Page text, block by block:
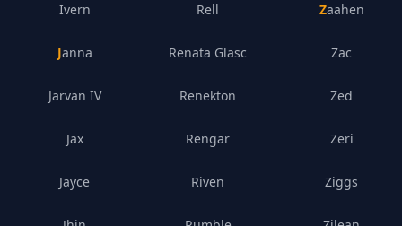
Ivern
Janna
Jarvan IV
Jax
Jayce
Rell
Renata Glasc
Renekton
Rengar
Riven
Zaahen
Zac
Zed
Zeri
Ziggs